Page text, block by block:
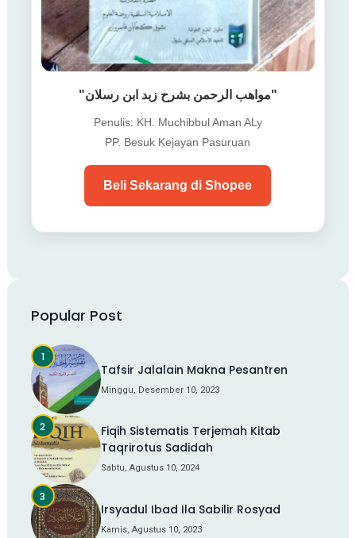
"مواهب الرحمن بشرح زبد ابن رسلان"
Penulis: KH. Muchibbul Aman ALy
PP. Besuk Kejayan Pasuruan
Beli Sekarang di Shopee
Popular Post
Tafsir Jalalain Makna Pesantren
Minggu, Desember 10, 2023
Fiqih Sistematis Terjemah Kitab
Taqrirotus Sadidah
Sabtu, Agustus 10, 2024
Irsyadul Ibad Ila Sabilir Rosyad
Kamis, Agustus 10, 2023